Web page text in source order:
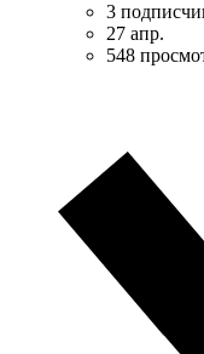
3
27 апр.
548